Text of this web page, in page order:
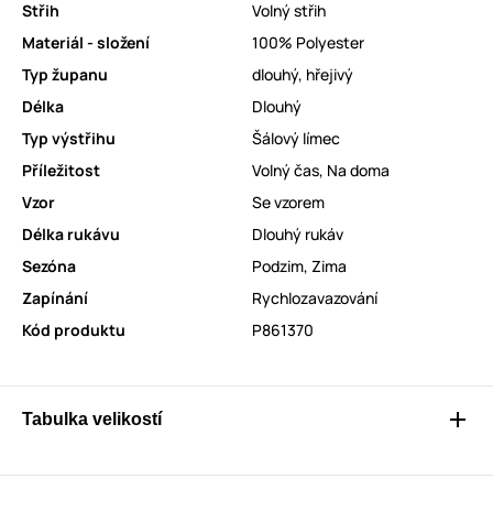
Střih
Volný střih
Materiál - složení
100% Polyester
Typ županu
dlouhý, hřejivý
Délka
Dlouhý
Typ výstřihu
Šálový límec
Příležitost
Volný čas, Na doma
Vzor
Se vzorem
Délka rukávu
Dlouhý rukáv
Sezóna
Podzim, Zima
Zapínání
Rychlozavazování
Kód produktu
P861370
Tabulka velikostí